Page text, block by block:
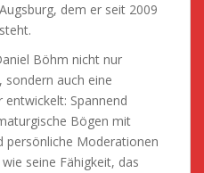
dem er seit 2009
Böhm nicht nur
auch eine
Spannend
Bögen mit
persönliche Moderationen
seine Fähigkeit, das